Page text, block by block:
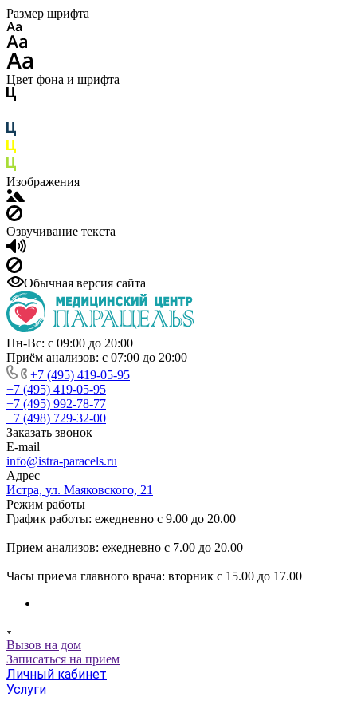
Размер шрифта
Цвет фона и шрифта
Изображения
Озвучивание текста
Обычная версия сайта
Пн-Вс: с 09:00 до 20:00
Приём анализов: с 07:00 до 20:00
+7 (495) 419-05-95
+7 (495) 419-05-95
+7 (495) 992-78-77
+7 (498) 729-32-00
Заказать звонок
E-mail
info@istra-paracels.ru
Адрес
Истра, ул. Маяковского, 21
Режим работы
График работы: ежедневно с 9.00 до 20.00
Прием анализов: ежедневно с 7.00 до 20.00
Часы приема главного врача: вторник с 15.00 до 17.00
Вызов на дом
Записаться на прием
Личный кабинет
Услуги